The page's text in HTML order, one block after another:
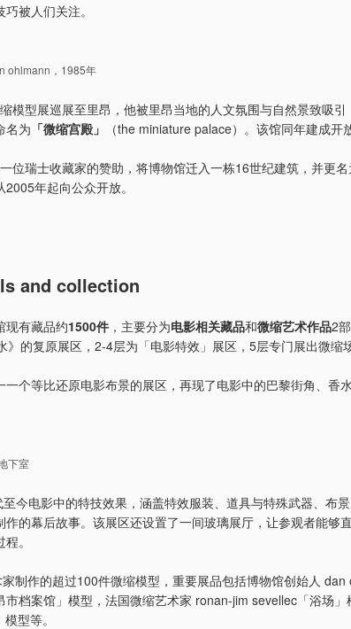
被人们关注。
ohlmann，1985年
模型展巡展至里昂，他被里昂当地的人文氛围与自然景致吸
名为 「微缩宫殿」 （the miniature palace）。该馆同年建成开
位瑞士收藏家的赞助，将博物馆迁入一栋16世纪建筑，并更
2005年起向公众开放。
and collection
现有藏品约1500件 ，主要分为电影相关藏品和微缩艺术作品2
》的复原展区，2-4层为「电影特效」展区，5层专门展出微缩
一个等比还原电影布景的展区，再现了电影中的巴黎街角、香
下室
今电影中的特技效果，涵盖特效服装、道具与特殊武器、布
作的幕后故事。该展区还设置了一间玻璃展厅，让参观者能够
。
制作的超过100件微缩模型，重要展品包括博物馆创始人
市档案馆」模型，法国微缩艺术家 ronan-jim sevellec「浴场
型等。